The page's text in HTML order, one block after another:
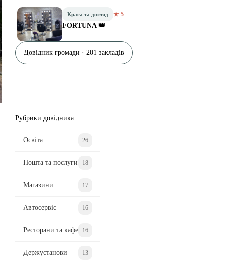
Краса та догляд ★ 5
FORTUNA 👑
Довідник громади · 201 закладів
Рубрики довідника
Освіта 26
Пошта та послуги 18
Магазини 17
Автосервіс 16
Ресторани та кафе 16
Держустанови 13